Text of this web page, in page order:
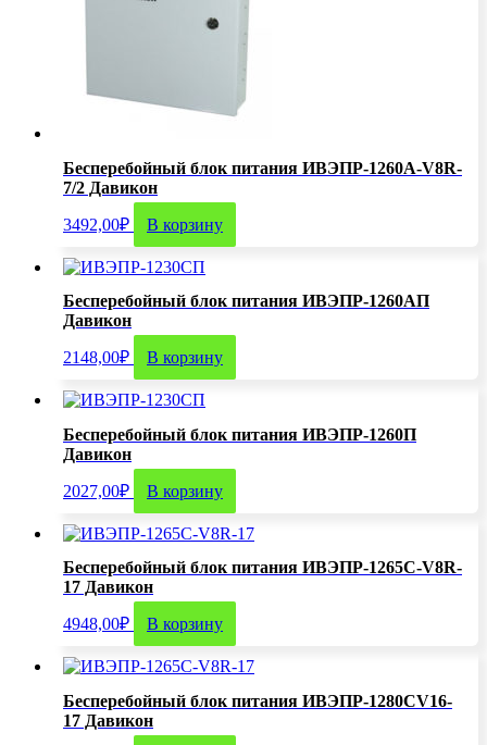
Бесперебойный блок питания ИВЭПР-1260А-V8R-
7/2 Давикон
3492,00₽ В корзину
Бесперебойный блок питания ИВЭПР-1260АП
Давикон
2148,00₽ В корзину
Бесперебойный блок питания ИВЭПР-1260П
Давикон
2027,00₽ В корзину
Бесперебойный блок питания ИВЭПР-1265C-V8R-
17 Давикон
4948,00₽ В корзину
Бесперебойный блок питания ИВЭПР-1280CV16-
17 Давикон